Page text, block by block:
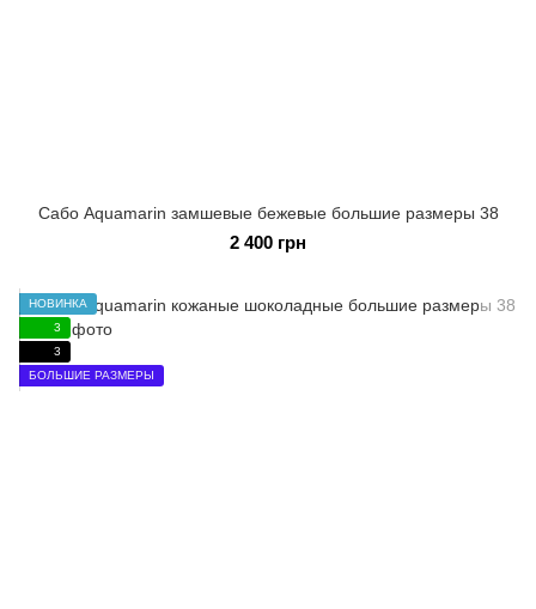
Сабо Aquamarin замшевые бежевые большие размеры 38
2 400 грн
НОВИНКА
3
3
БОЛЬШИЕ РАЗМЕРЫ